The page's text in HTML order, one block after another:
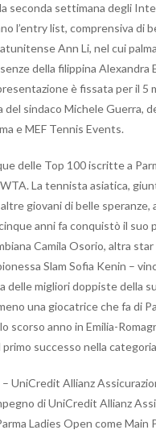
seconda settimana degli
l’entry list, comprensiva di
Ann Li, nel cui
della filippina
è fissata per il 5
del sindaco Michele Guerra,
e MEF Tennis Events.
delle Top 100 iscritte a
La tennista asiatica,
giovani di belle
anni fa conquistò il
Camila Osorio, altra
Slam Sofia Kenin –
delle migliori doppiste della
una giocatrice che fa di
scorso anno in Emilia-
successo nella
– UniCredit Allianz
di UniCredit Allianz
Ladies Open come